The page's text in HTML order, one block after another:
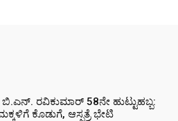
ಬಿ.ಎನ್. ರವಿಕುಮಾರ್ 58ನೇ ಹುಟ್ಟುಹಬ್ಬ:
ಕೊಡುಗೆ, ಆಸ್ಪತ್ರೆ ಭೇಟಿ